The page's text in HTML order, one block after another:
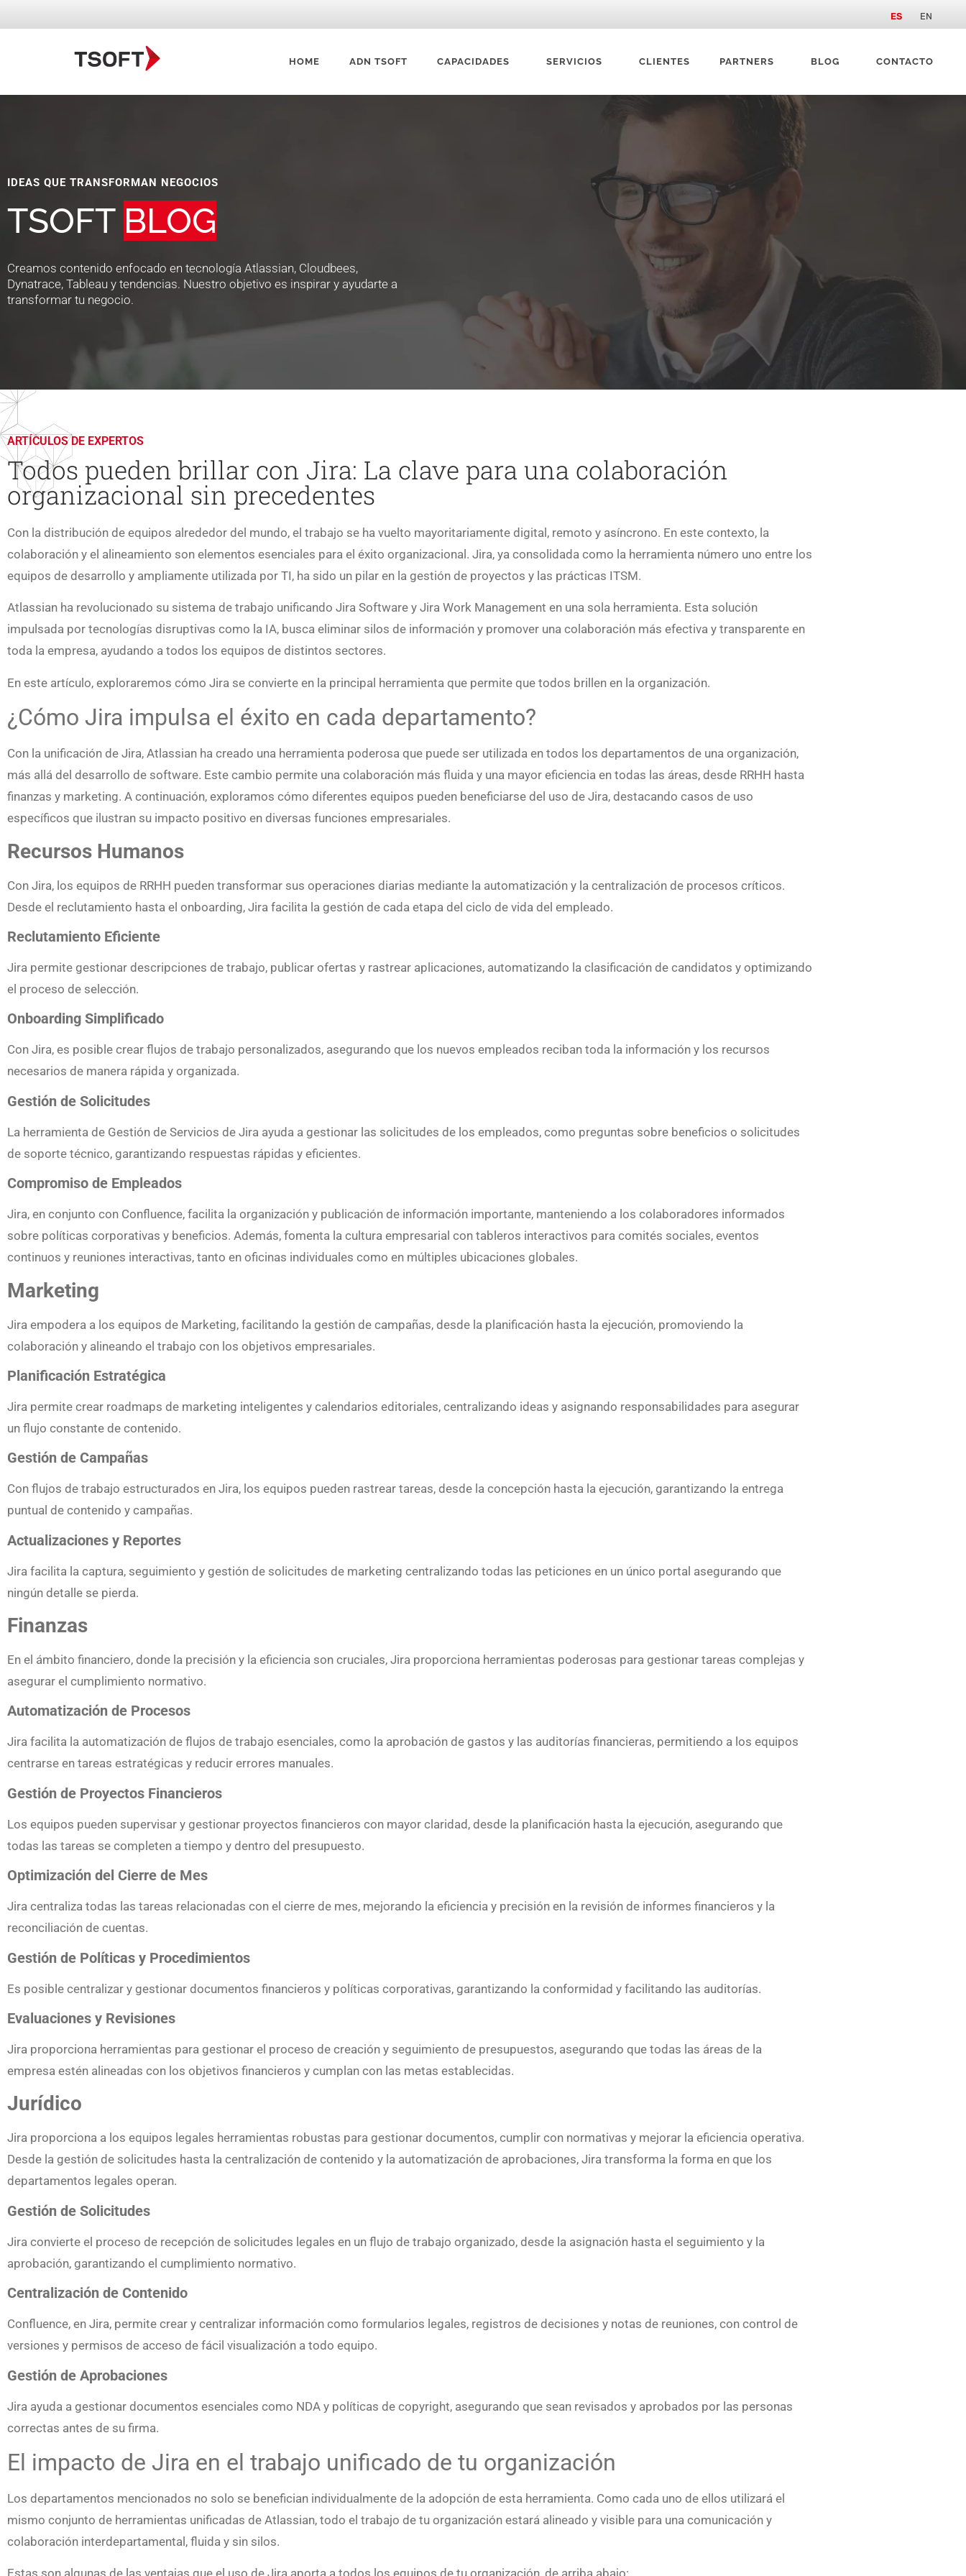
ES EN
HOME ADN TSOFT CAPACIDADES SERVICIOS CLIENTES PARTNERS BLOG CONTACTO
IDEAS QUE TRANSFORMAN NEGOCIOS
TSOFT BLOG
Creamos contenido enfocado en tecnología Atlassian, Cloudbees,
Dynatrace, Tableau y tendencias. Nuestro objetivo es inspirar y ayudarte a
transformar tu negocio.
ARTÍCULOS DE EXPERTOS
Todos pueden brillar con Jira: La clave para una colaboración
organizacional sin precedentes
Con la distribución de equipos alrededor del mundo, el trabajo se ha vuelto mayoritariamente digital, remoto y asíncrono. En este contexto, la
colaboración y el alineamiento son elementos esenciales para el éxito organizacional. Jira, ya consolidada como la herramienta número uno entre los
equipos de desarrollo y ampliamente utilizada por TI, ha sido un pilar en la gestión de proyectos y las prácticas ITSM.
Atlassian ha revolucionado su sistema de trabajo unificando Jira Software y Jira Work Management en una sola herramienta. Esta solución
impulsada por tecnologías disruptivas como la IA, busca eliminar silos de información y promover una colaboración más efectiva y transparente en
toda la empresa, ayudando a todos los equipos de distintos sectores.
En este artículo, exploraremos cómo Jira se convierte en la principal herramienta que permite que todos brillen en la organización.
¿Cómo Jira impulsa el éxito en cada departamento?
Con la unificación de Jira, Atlassian ha creado una herramienta poderosa que puede ser utilizada en todos los departamentos de una organización,
más allá del desarrollo de software. Este cambio permite una colaboración más fluida y una mayor eficiencia en todas las áreas, desde RRHH hasta
finanzas y marketing. A continuación, exploramos cómo diferentes equipos pueden beneficiarse del uso de Jira, destacando casos de uso
específicos que ilustran su impacto positivo en diversas funciones empresariales.
Recursos Humanos
Con Jira, los equipos de RRHH pueden transformar sus operaciones diarias mediante la automatización y la centralización de procesos críticos.
Desde el reclutamiento hasta el onboarding, Jira facilita la gestión de cada etapa del ciclo de vida del empleado.
Reclutamiento Eficiente
Jira permite gestionar descripciones de trabajo, publicar ofertas y rastrear aplicaciones, automatizando la clasificación de candidatos y optimizando
el proceso de selección.
Onboarding Simplificado
Con Jira, es posible crear flujos de trabajo personalizados, asegurando que los nuevos empleados reciban toda la información y los recursos
necesarios de manera rápida y organizada.
Gestión de Solicitudes
La herramienta de Gestión de Servicios de Jira ayuda a gestionar las solicitudes de los empleados, como preguntas sobre beneficios o solicitudes
de soporte técnico, garantizando respuestas rápidas y eficientes.
Compromiso de Empleados
Jira, en conjunto con Confluence, facilita la organización y publicación de información importante, manteniendo a los colaboradores informados
sobre políticas corporativas y beneficios. Además, fomenta la cultura empresarial con tableros interactivos para comités sociales, eventos
continuos y reuniones interactivas, tanto en oficinas individuales como en múltiples ubicaciones globales.
Marketing
Jira empodera a los equipos de Marketing, facilitando la gestión de campañas, desde la planificación hasta la ejecución, promoviendo la
colaboración y alineando el trabajo con los objetivos empresariales.
Planificación Estratégica
Jira permite crear roadmaps de marketing inteligentes y calendarios editoriales, centralizando ideas y asignando responsabilidades para asegurar
un flujo constante de contenido.
Gestión de Campañas
Con flujos de trabajo estructurados en Jira, los equipos pueden rastrear tareas, desde la concepción hasta la ejecución, garantizando la entrega
puntual de contenido y campañas.
Actualizaciones y Reportes
Jira facilita la captura, seguimiento y gestión de solicitudes de marketing centralizando todas las peticiones en un único portal asegurando que
ningún detalle se pierda.
Finanzas
En el ámbito financiero, donde la precisión y la eficiencia son cruciales, Jira proporciona herramientas poderosas para gestionar tareas complejas y
asegurar el cumplimiento normativo.
Automatización de Procesos
Jira facilita la automatización de flujos de trabajo esenciales, como la aprobación de gastos y las auditorías financieras, permitiendo a los equipos
centrarse en tareas estratégicas y reducir errores manuales.
Gestión de Proyectos Financieros
Los equipos pueden supervisar y gestionar proyectos financieros con mayor claridad, desde la planificación hasta la ejecución, asegurando que
todas las tareas se completen a tiempo y dentro del presupuesto.
Optimización del Cierre de Mes
Jira centraliza todas las tareas relacionadas con el cierre de mes, mejorando la eficiencia y precisión en la revisión de informes financieros y la
reconciliación de cuentas.
Gestión de Políticas y Procedimientos
Es posible centralizar y gestionar documentos financieros y políticas corporativas, garantizando la conformidad y facilitando las auditorías.
Evaluaciones y Revisiones
Jira proporciona herramientas para gestionar el proceso de creación y seguimiento de presupuestos, asegurando que todas las áreas de la
empresa estén alineadas con los objetivos financieros y cumplan con las metas establecidas.
Jurídico
Jira proporciona a los equipos legales herramientas robustas para gestionar documentos, cumplir con normativas y mejorar la eficiencia operativa.
Desde la gestión de solicitudes hasta la centralización de contenido y la automatización de aprobaciones, Jira transforma la forma en que los
departamentos legales operan.
Gestión de Solicitudes
Jira convierte el proceso de recepción de solicitudes legales en un flujo de trabajo organizado, desde la asignación hasta el seguimiento y la
aprobación, garantizando el cumplimiento normativo.
Centralización de Contenido
Confluence, en Jira, permite crear y centralizar información como formularios legales, registros de decisiones y notas de reuniones, con control de
versiones y permisos de acceso de fácil visualización a todo equipo.
Gestión de Aprobaciones
Jira ayuda a gestionar documentos esenciales como NDA y políticas de copyright, asegurando que sean revisados y aprobados por las personas
correctas antes de su firma.
El impacto de Jira en el trabajo unificado de tu organización
Los departamentos mencionados no solo se benefician individualmente de la adopción de esta herramienta. Como cada uno de ellos utilizará el
mismo conjunto de herramientas unificadas de Atlassian, todo el trabajo de tu organización estará alineado y visible para una comunicación y
colaboración interdepartamental, fluida y sin silos.